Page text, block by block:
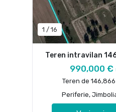
1 / 16
Teren intravilan
990,000 €
Teren de
Periferie,